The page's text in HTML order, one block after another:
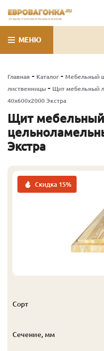
ЛУЧШИЕ ПИЛОМАТЕРИАЛЫ В МОСКВЕ
МЕНЮ
Главная - Каталог - Мебельный
лиственницы - Щит мебельный
40х600х2000 Экстра
Щит
Экстра
Скидка 15%
Сорт
Сечение, мм